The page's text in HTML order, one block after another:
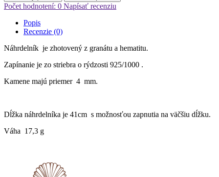
Počet hodnotení: 0 Napísať recenziu
Popis
Recenzie (0)
Náhrdelník je zhotovený z granátu a hematitu.
Zapínanie je zo striebra o rýdzosti 925/1000 .
Kamene majú priemer 4 mm.
Dĺžka náhrdelníka je 41cm s možnosťou zapnutia na väčšiu dĺžku.
Váha 17,3 g